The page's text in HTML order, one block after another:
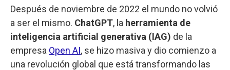
Después de noviembre de 2022 el mundo no volvió
a ser el mismo. ChatGPT, la herramienta de
inteligencia artificial generativa (IAG) de la
empresa Open AI, se hizo masiva y dio comienzo a
una revolución global que está transformando las